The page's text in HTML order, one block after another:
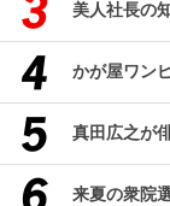
美人社長の
かが屋ワン
真田広之が
来夏の衆院